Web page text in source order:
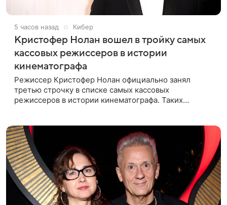
5 часов назад Кибер
Кристофер Нолан вошел в тройку самых
кассовых режиссеров в истории
кинематографа
Режиссер Кристофер Нолан официально занял
третью строчку в списке самых кассовых
режиссеров в истории кинематографа. Таких